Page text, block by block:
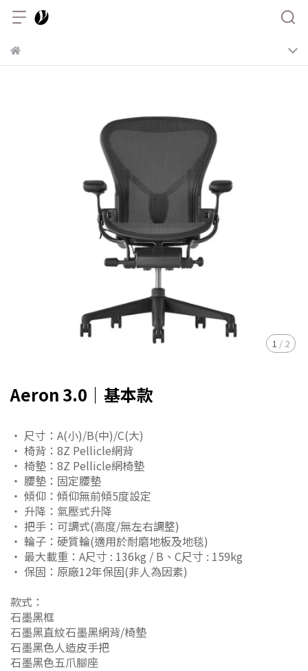
1 / 2
Aeron 3.0｜基本款
・ 尺寸：A(小)/B(中)/C(大)
・ 椅背：8Z Pellicle網背
・ 椅墊：8Z Pellicle網椅墊
・ 腰墊：固定腰墊
・ 傾仰：傾仰無前傾5度設定
・ 升降：氣壓式升降
・ 把手：可調式(高度/無左右調整)
・ 輪子：硬質輪(適用於耐磨地板及地毯)
・ 最大載重：A尺寸 : 136kg / B、C尺寸 : 159kg
・ 保固：原廠12年保固(非人為因素)
款式：
石墨黑框
石墨黑直紋石墨黑網背/椅墊
石墨黑色人造皮手把
石墨黑色五爪腳座